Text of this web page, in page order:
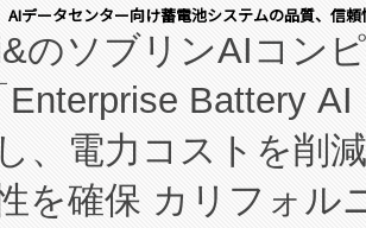
(FCCM™) プ
バイオ医薬品製造
ッドバッチ施設の
サプライチェーン
データセンター向け蓄電池システムの品質、信
のソブリンAIコン
Enterprise Battery
、電力コストを削
を確保 カリフォル